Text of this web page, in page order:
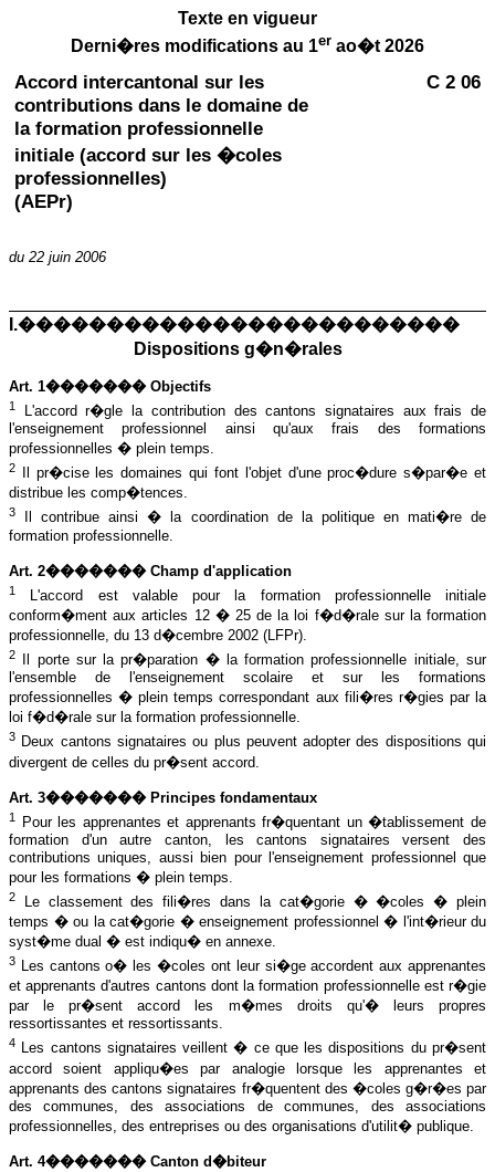
Texte en vigueur
Derni�res modifications au 1er ao�t 2026
Accord intercantonal sur les
contributions dans le domaine de
la formation professionnelle
initiale (accord sur les �coles
professionnelles)
(AEPr)
C 2 06
du 22 juin 2006
I.�������������������������
Dispositions g�n�rales
Art. 1������� Objectifs
1 L'accord r�gle la contribution des cantons signataires aux frais de
l'enseignement professionnel ainsi qu'aux frais des formations
professionnelles � plein temps.
2
Il pr�cise les domaines qui font l'objet d'une proc�dure s�par�e et
distribue les comp�tences.
3
Il contribue ainsi � la coordination de la politique en mati�re de
formation professionnelle.
Art. 2������� Champ d'application
1 L'accord est valable pour la formation professionnelle initiale
conform�ment aux articles 12 � 25 de la loi f�d�rale sur la formation
professionnelle, du 13 d�cembre 2002 (LFPr).
2
Il porte sur la pr�paration � la formation professionnelle initiale, sur
l'ensemble de l'enseignement scolaire et sur les formations
professionnelles � plein temps correspondant aux fili�res r�gies par la
loi f�d�rale sur la formation professionnelle.
3 Deux cantons signataires ou plus peuvent adopter des dispositions qui
divergent de celles du pr�sent accord.
Art. 3������� Principes fondamentaux
1
Pour les apprenantes et apprenants fr�quentant un �tablissement de
formation d'un autre canton, les cantons signataires versent des
contributions uniques, aussi bien pour l'enseignement professionnel que
pour les formations � plein temps.
2
Le classement des fili�res dans la cat�gorie � �coles � plein
temps � ou la cat�gorie � enseignement professionnel � l'int�rieur du
syst�me dual � est indiqu� en annexe.
3 Les cantons o� les �coles ont leur si�ge accordent aux apprenantes
et apprenants d'autres cantons dont la formation professionnelle est r�gie
par le pr�sent accord les m�mes droits qu'� leurs propres
ressortissantes et ressortissants.
4 Les cantons signataires veillent � ce que les dispositions du pr�sent
accord soient appliqu�es par analogie lorsque les apprenantes et
apprenants des cantons signataires fr�quentent des �coles g�r�es par
des communes, des associations de communes, des associations
professionnelles, des entreprises ou des organisations d'utilit� publique.
Art. 4������� Canton d�biteur